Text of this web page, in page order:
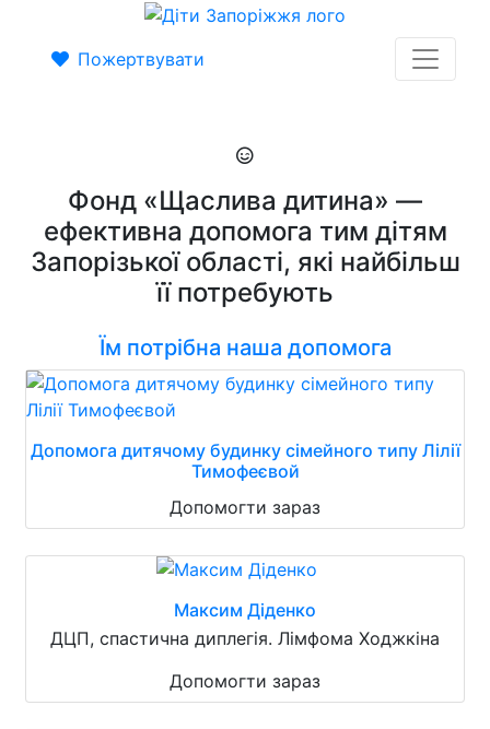
Пожертвувати
Фонд «Щаслива дитина» —
ефективна допомога тим дітям
Запорізької області, які найбільш
її потребують
Їм потрібна наша допомога
Допомога дитячому будинку сімейного типу Лілії
Тимофеєвой
Допомогти зараз
Максим Діденко
ДЦП, спастична диплегія. Лімфома Ходжкіна
Допомогти зараз